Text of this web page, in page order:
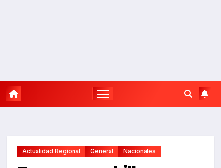
Actualidad Regional General Nacionales